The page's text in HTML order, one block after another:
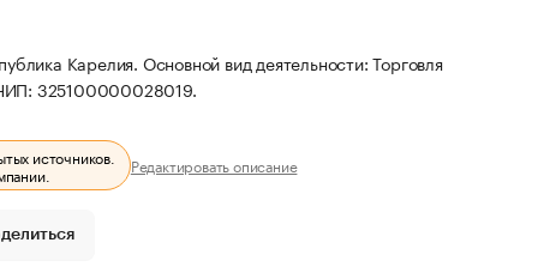
Карелия. Основной вид деятельности: Торговля
325100000028019.
источников.
Редактировать описание